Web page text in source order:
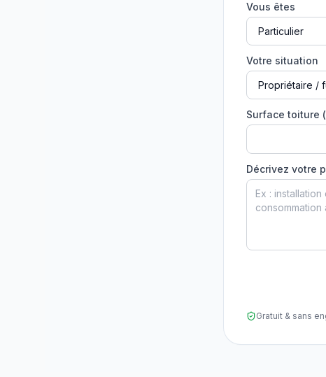
Vous êtes
Votre situation
Surface toiture
Décrivez votre
Gratuit & sans